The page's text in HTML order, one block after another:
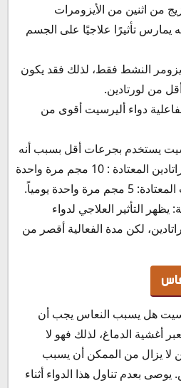
من اثنين من الأيزومرات
يمارس تأثيرًا علاجيًا على الجسم
النشط فقط، لذلك فقد يكون
من لورتادين.
دواء أليرسيت أقوى من
يستخدم بجرعات أقل بسبب أنه
الأقوى فاعلية أما جرعة لوراتادين المعتادة : 10 مجم مرة واحدة
واحدة يومياً.
يظهر التأثير العلاجي لدواء
لكن مدة الفعالية أقصر من
هل يسبب النعاس يجب أن
أغشية الدماغ، لذلك فهو لا
لا يزال من الممكن أن يسبب
بعدم تناول هذا الدواء أثناء